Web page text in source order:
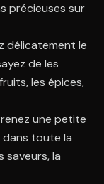
précieuses sur
délicatement le
de les
les épices,
une petite
dans toute la
saveurs, la